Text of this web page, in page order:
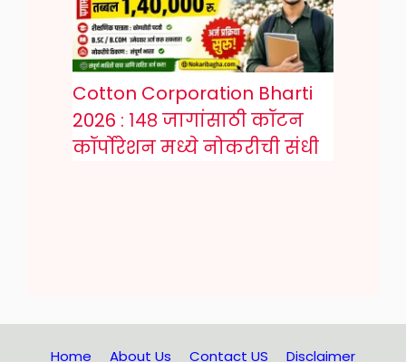
Cotton Corporation Bharti
2026 : १४८ जागांसाठी कॉटन
कॉर्पोरेशन मध्ये नोकरीची संधी
Home About Us Contact US Disclaimer